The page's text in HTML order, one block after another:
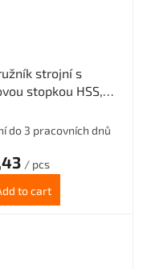
strojní s
stopkou HSS,
do 3 pracovních dnů
/ pcs
to cart